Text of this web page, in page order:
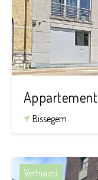
Appartement
Bissegem
Verhuurd